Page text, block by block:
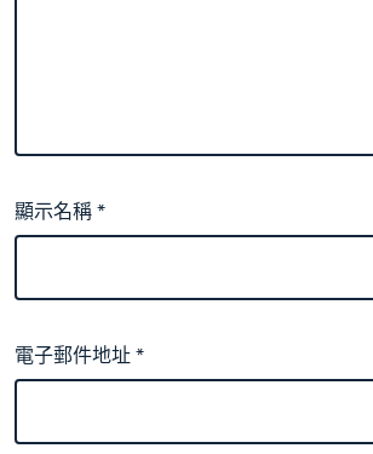
顯示名稱*
電子郵件地址*